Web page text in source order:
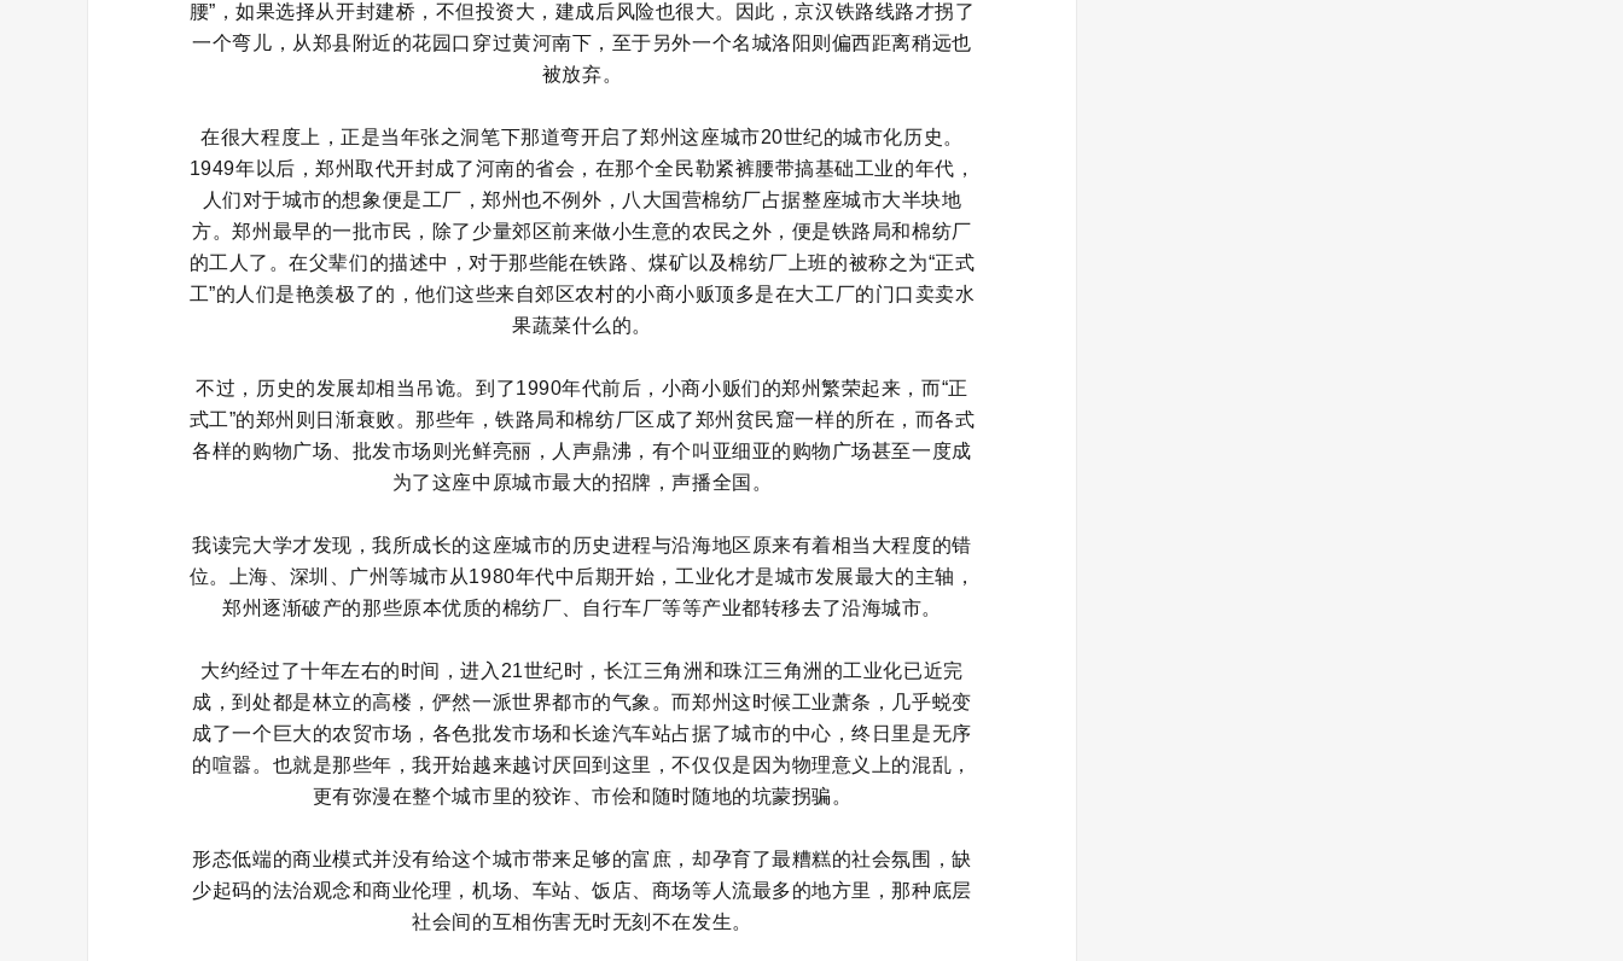
腰”，如果选择从开封建桥，不但投资大，建成后风险也很大。因此，京汉铁路线路才拐了
一个弯儿，从郑县附近的花园口穿过黄河南下，至于另外一个名城洛阳则偏西距离稍远也
被放弃。
在很大程度上，正是当年张之洞笔下那道弯开启了郑州这座城市20世纪的城市化历史。
1949年以后，郑州取代开封成了河南的省会，在那个全民勒紧裤腰带搞基础工业的年代，
人们对于城市的想象便是工厂，郑州也不例外，八大国营棉纺厂占据整座城市大半块地
方。郑州最早的一批市民，除了少量郊区前来做小生意的农民之外，便是铁路局和棉纺厂
的工人了。在父辈们的描述中，对于那些能在铁路、煤矿以及棉纺厂上班的被称之为“正式
工”的人们是艳羡极了的，他们这些来自郊区农村的小商小贩顶多是在大工厂的门口卖卖水
果蔬菜什么的。
不过，历史的发展却相当吊诡。到了1990年代前后，小商小贩们的郑州繁荣起来，而“正
式工”的郑州则日渐衰败。那些年，铁路局和棉纺厂区成了郑州贫民窟一样的所在，而各式
各样的购物广场、批发市场则光鲜亮丽，人声鼎沸，有个叫亚细亚的购物广场甚至一度成
为了这座中原城市最大的招牌，声播全国。
我读完大学才发现，我所成长的这座城市的历史进程与沿海地区原来有着相当大程度的错
位。上海、深圳、广州等城市从1980年代中后期开始，工业化才是城市发展最大的主轴，
郑州逐渐破产的那些原本优质的棉纺厂、自行车厂等等产业都转移去了沿海城市。
大约经过了十年左右的时间，进入21世纪时，长江三角洲和珠江三角洲的工业化已近完
成，到处都是林立的高楼，俨然一派世界都市的气象。而郑州这时候工业萧条，几乎蜕变
成了一个巨大的农贸市场，各色批发市场和长途汽车站占据了城市的中心，终日里是无序
的喧嚣。也就是那些年，我开始越来越讨厌回到这里，不仅仅是因为物理意义上的混乱，
更有弥漫在整个城市里的狡诈、市侩和随时随地的坑蒙拐骗。
形态低端的商业模式并没有给这个城市带来足够的富庶，却孕育了最糟糕的社会氛围，缺
少起码的法治观念和商业伦理，机场、车站、饭店、商场等人流最多的地方里，那种底层
社会间的互相伤害无时无刻不在发生。